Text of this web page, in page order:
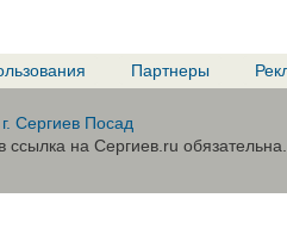
Партнеры
Сергиев Посад
на Сергиев.ru обязательна.